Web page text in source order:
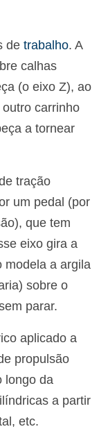
de trabalho. A
calhas
(o eixo Z), ao
carrinho
a tornear
tração
um pedal (por
que tem
eixo gira a
modela a argila
sobre o
parar.
aplicado a
propulsão
longo da
a partir
etc.